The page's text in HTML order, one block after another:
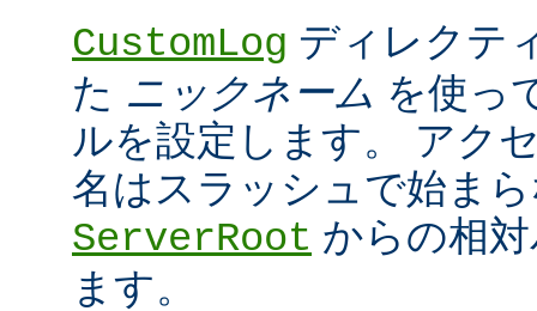
CustomLog ディレクテ
た ニックネーム を使っ
ルを設定します。 アク
名はスラッシュで始ま
ServerRoot からの相
ます。